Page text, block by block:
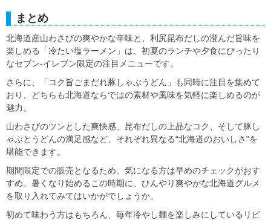
まとめ
北海道産山わさびの爽やかな辛味と、利尻昆布だしの澄んだ旨味を
楽しめる「冷たい塩ラーメン」は、初夏のランチや夕食にぴったり
なセブン-イレブン限定の注目メニューです。
さらに、「コク旨ごまだれ豚しゃぶうどん」も同時に注目を集めて
おり、どちらも北海道ならではの素材や風味を気軽に楽しめるのが
魅力。
山わさびのツンとした爽快感、昆布だしの上品なコク、そして豚し
ゃぶとうどんの満足感など、それぞれ異なる“北海道のおいしさ”を
堪能できます。
期間限定での販売となるため、気になる方は早めのチェックがおす
すめ。暑くなり始めるこの時期に、ひんやり爽やかな北海道グルメ
を取り入れてみてはいかがでしょうか。
初めて味わう方はもちろん、毎年冷やし麺を楽しみにしているリピ